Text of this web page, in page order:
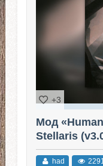
+3
Мод
Stellaris
had